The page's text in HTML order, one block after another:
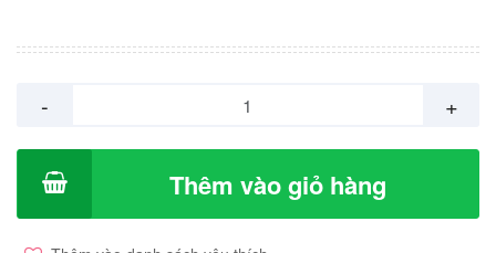
kem chống nắng có công thức riêng dành cho làn da bị mụn hoặc
chống nắng ngăn ngừa mụn có công thức độc đáo dành riêng
cho làn da mụn hoặc dễ bị mụn bằng cách cung cấp khả năng
chống nắng cao bảo vệ da khỏi các tia UVA và UVB có hại đồng
thời giảm các vấn đề về mụn. Sản phẩm có kết mỏng nhẹ, không
- +
Thêm vào giỏ hàng